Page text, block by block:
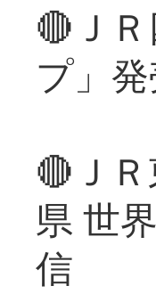
🔴Ｊ
プ」
🔴Ｊ
県 世
信